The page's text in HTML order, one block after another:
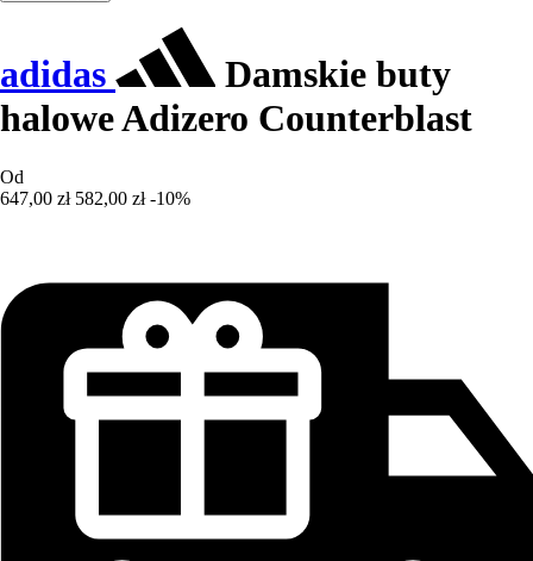
adidas
Damskie buty
halowe Adizero Counterblast
Od
647,00 zł 582,00 zł -10%